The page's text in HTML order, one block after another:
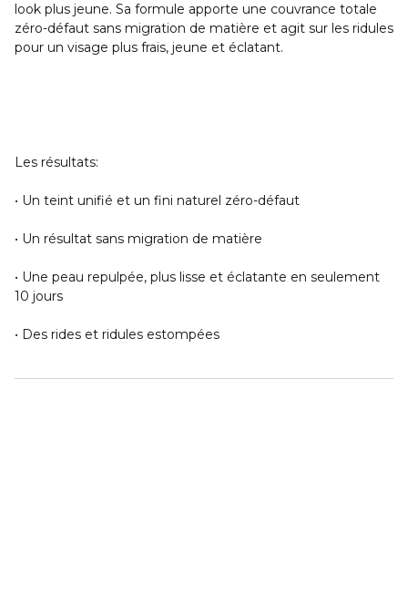
look plus jeune. Sa formule apporte une couvrance totale
zéro-défaut sans migration de matière et agit sur les ridules
pour un visage plus frais, jeune et éclatant.
Les résultats:
• Un teint unifié et un fini naturel zéro-défaut
• Un résultat sans migration de matière
• Une peau repulpée, plus lisse et éclatante en seulement
10 jours
• Des rides et ridules estompées